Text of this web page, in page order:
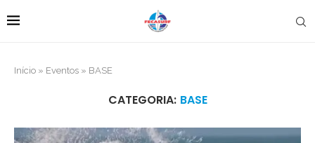
Início » Eventos » BASE
CATEGORIA: BASE